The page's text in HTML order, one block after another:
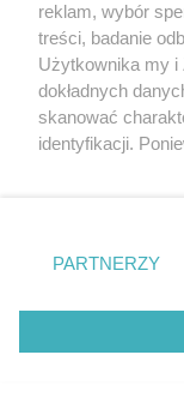
Nie zapomnij
zapoznać się z:
Twojemiasto
Piekary Śląskie
Chorzów
Tarnowskie Góry
Gliwice
reklam, wybór
treści, badanie
Użytkownika my i
dokładnych
skanować
identyfikacji.
prywatności
. Niektóre
zgody
takiemu
zastosowania
PARTNERZY